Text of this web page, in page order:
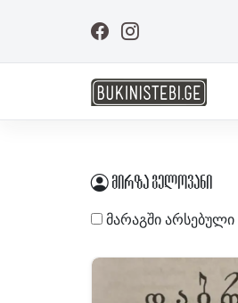
მირზა გელოვანი
მარაგში არსებული